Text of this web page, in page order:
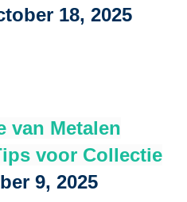
18, 2025
van Metalen
voor Collectie
9, 2025